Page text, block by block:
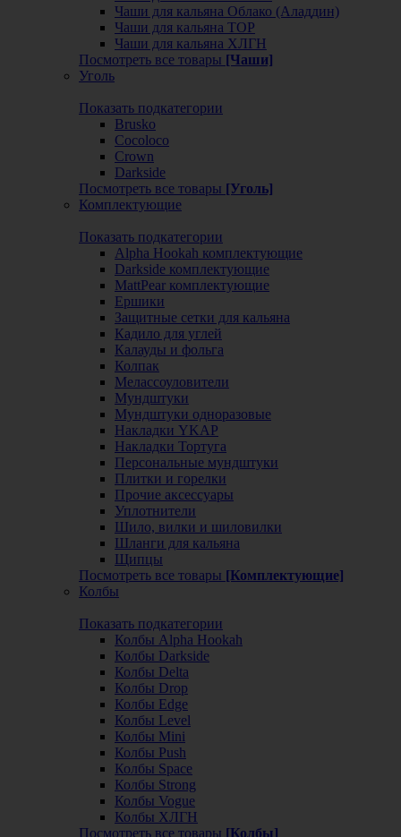
Чаши для кальяна Облако (Аладдин)
Чаши для кальяна ТОР
Чаши для кальяна ХЛГН
Посмотреть все товары [Чаши]
Уголь
Показать подкатегории
Brusko
Cocoloco
Crown
Darkside
Посмотреть все товары [Уголь]
Комплектующие
Показать подкатегории
Alpha Hookah комплектующие
Darkside комплектующие
MattPear комплектующие
Ершики
Защитные сетки для кальяна
Кадило для углей
Калауды и фольга
Колпак
Мелассоуловители
Мундштуки
Мундштуки одноразовые
Накладки YKAP
Накладки Тортуга
Персональные мундштуки
Плитки и горелки
Прочие аксессуары
Уплотнители
Шило, вилки и шиловилки
Шланги для кальяна
Щипцы
Посмотреть все товары [Комплектующие]
Колбы
Показать подкатегории
Колбы Alpha Hookah
Колбы Darkside
Колбы Delta
Колбы Drop
Колбы Edge
Колбы Level
Колбы Mini
Колбы Push
Колбы Space
Колбы Strong
Колбы Vogue
Колбы ХЛГН
Посмотреть все товары [Колбы]